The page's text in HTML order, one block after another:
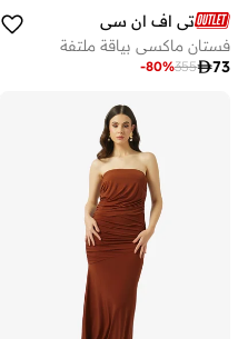
تي اف ان سي
فستان ماكسي بياقة ملتفة
73
355
-80%